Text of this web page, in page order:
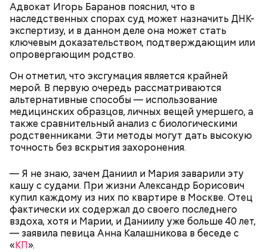
Адвокат Игорь Баранов пояснил, что в
наследственных спорах суд может назначить ДНК-
экспертизу, и в данном деле она может стать
ключевым доказательством, подтверждающим или
опровергающим родство.
Он отметил, что эксгумация является крайней
мерой. В первую очередь рассматриваются
альтернативные способы — использование
медицинских образцов, личных вещей умершего, а
также сравнительный анализ с биологическими
родственниками. Эти методы могут дать высокую
точность без вскрытия захоронения.
— Я не знаю, зачем Даниил и Мария заварили эту
кашу с судами. При жизни Александр Борисович
купил каждому из них по квартире в Москве. Отец
фактически их содержал до своего последнего
вздоха, хотя и Марии, и Даниилу уже больше 40 лет,
— заявила певица Анна Калашникова в беседе с
«КП».
Спагетти из кабачков